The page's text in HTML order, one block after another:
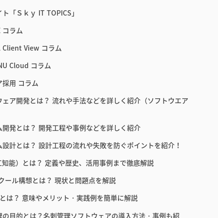
「Ｓｋｙ IT TOPICS」
コラム
Client View コラム
Cloud コラム
採用 コラム
ェア開発とは？ 流れや手法などを詳しく紹介（ソフトウエア
開発とは？ 開発工程や事例などを詳しく紹介
計とは？ 設計工程の流れや失敗を防ぐポイントを紹介！
能）とは？ 定義や歴史、活用事例まで徹底解説
ール構想とは？ 現状と問題点を解説
は？ 意味やメリット・実践例を簡単に解説
の目的とは？名刺管理ソフトウェアの導入方法・事例も紹